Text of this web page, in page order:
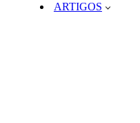
ARTIGOS